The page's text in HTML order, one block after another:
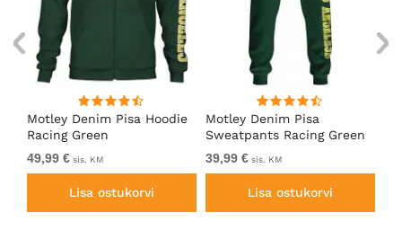
Motley Denim Pisa Hoodie
Racing Green
49,99 € sis. KM
Lisa ostukorvi
Motley Denim Pisa
Sweatpants Racing Green
39,99 € sis. KM
Lisa ostukorvi